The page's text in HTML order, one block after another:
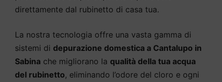
direttamente dal rubinetto di casa tua.
La nostra tecnologia offre una vasta gamma di
sistemi di depurazione domestica a Cantalupo in
Sabina che migliorano la qualità della tua acqua
del rubinetto, eliminando l’odore del cloro e ogni